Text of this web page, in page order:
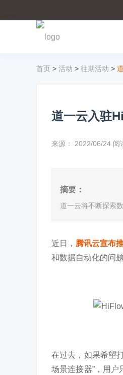
首页 > 活动 > 往期活动 >
道一云入驻
来源： 2022/06/24 阅
摘要：
道一云将不断探索
近日， 腾讯云宣布
和数据自动化的问题
在过去，如果希望
场景连接器”，用